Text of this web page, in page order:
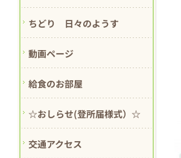
ちどり 日々のようす
動画ページ
給食のお部屋
☆おしらせ(登所届様式）☆
交通アクセス